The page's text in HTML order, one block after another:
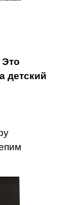
детский